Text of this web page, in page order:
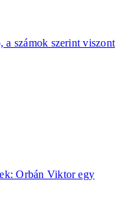
a számok szerint viszont
Orbán Viktor egy